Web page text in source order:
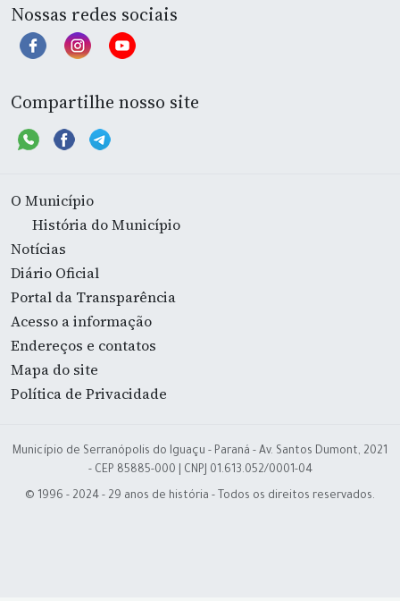
Nossas redes sociais
Compartilhe nosso site
O Município
História do Município
Notícias
Diário Oficial
Portal da Transparência
Acesso a informação
Endereços e contatos
Mapa do site
Política de Privacidade
Município de Serranópolis do Iguaçu - Paraná - Av. Santos Dumont, 2021
- CEP 85885-000 | CNPJ 01.613.052/0001-04
© 1996 - 2024 - 29 anos de história - Todos os direitos reservados.